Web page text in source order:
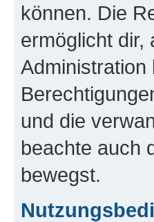
können. Die
ermöglicht dir,
und die
beachte auch
bewegst.